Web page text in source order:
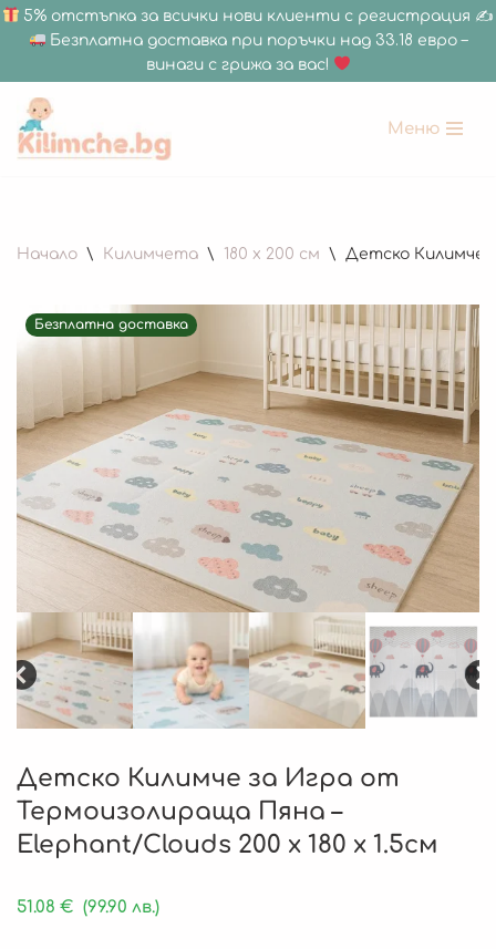
5% отстъпка за всички нови клиенти с регистрация ✍
Безплатна доставка при поръчки над 33.18 евро –
винаги с грижа за вас!
Продължете
Меню
Начало \ Килимчета \ 180 x 200 см \ Детско Килимче
Безплатна доставка
Детско Килимче за Игра от
Термоизолираща Пяна –
Elephant/Clouds 200 x 180 x 1.5см
51.08 € (99.90 лв.)